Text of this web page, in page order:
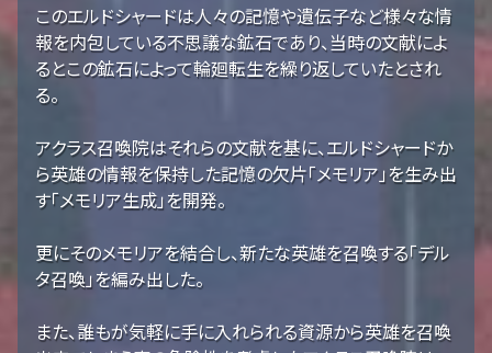
このエルドシャードは人々の記憶や遺伝子など様々な情
報を内包している不思議な鉱石であり、当時の文献によ
るとこの鉱石によって輪廻転生を繰り返していたとされ
る。
アクラス召喚院はそれらの文献を基に、エルドシャードか
ら英雄の情報を保持した記憶の欠片「メモリア」を生み出
す「メモリア生成」を開発。
更にそのメモリアを結合し、新たな英雄を召喚する「デル
タ召喚」を編み出した。
また、誰もが気軽に手に入れられる資源から英雄を召喚